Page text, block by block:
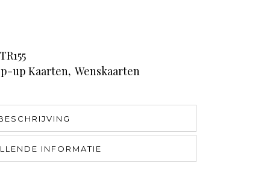
up Kaarten, Wenskaarten
INFORMATIE